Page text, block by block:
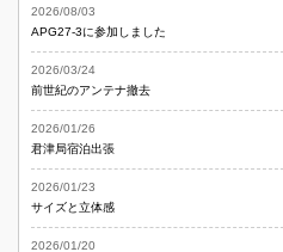
2026/08/03
APG27-3に参加しました
2026/03/24
前世紀のアンテナ撤去
2026/01/26
君津局宿泊出張
2026/01/23
サイズと立体感
2026/01/20